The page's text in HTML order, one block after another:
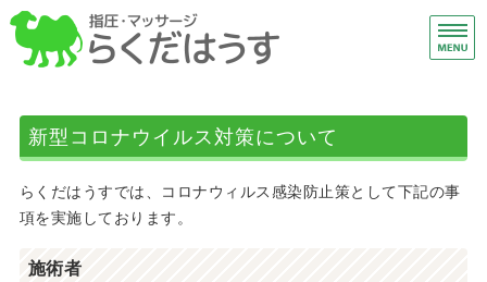
下
施術メニュー
はじめての方へ
新型コロナウイルス対策について
らくだはうすでは、コロナウィルス感染防止策として下記の事
項を実施しております。
施術者